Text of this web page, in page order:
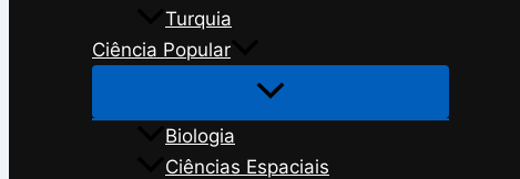
Turquia
Ciência Popular
Biologia
Ciências Espaciais